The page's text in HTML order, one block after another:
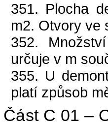
351. Plocha
m2. Otvory ve
352.
určuje v m
355. U
platí způsob
Část C 01 –